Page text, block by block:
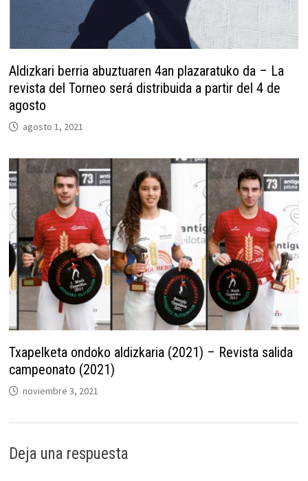
Aldizkari berria abuztuaren 4an plazaratuko da – La
revista del Torneo será distribuida a partir del 4 de
agosto
agosto 1, 2021
Txapelketa ondoko aldizkaria (2021) – Revista salida
campeonato (2021)
noviembre 3, 2021
Deja una respuesta